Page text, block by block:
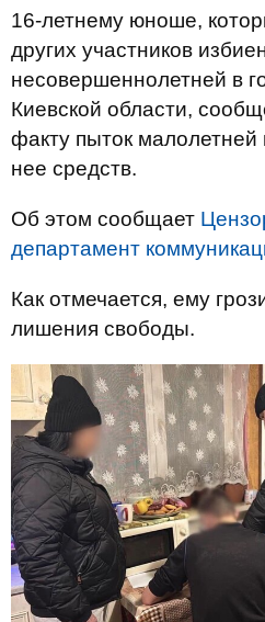
16-летнему юноше,
других участников
несовершеннолетней в
Киевской области,
факту пыток малолетней
нее средств.
Об этом сообщает
департамент
Как отмечается, ему
лишения свободы.